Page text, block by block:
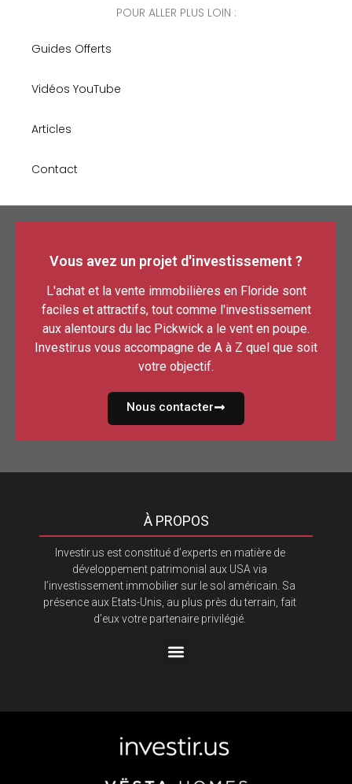
POUR ALLER PLUS LOIN :
Guides Offerts
Vidéos YouTube
Articles
Contact
Vous avez un projet d'investissement ?
L'achat et la vente immobilières en Floride sont
faciles et attractifs, tout comme l'investissement
aux alentours du lac Pickwick a le vent en poupe.
Investir.us vous accompagne de A à Z quel que soit
votre objectif.
Nous contacter
À PROPOS
Investir.us est constitué d’experts en matière de
développement patrimonial aux USA via
l’investissement immobilier sur le sol américain. Sa
présence aux Etats-Unis, au plus près du terrain, fait
d’eux votre partenaire privilégié.